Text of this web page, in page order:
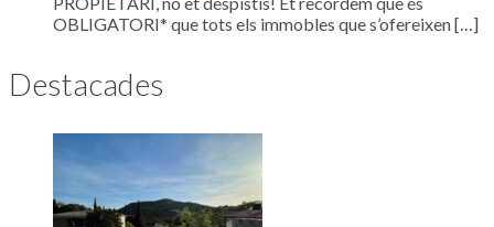
OBLIGATORI* que tots els immobles que s’ofereixen[…]
Destacades